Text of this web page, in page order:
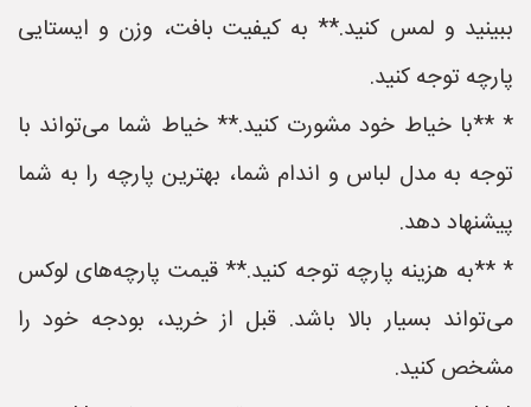
ببینید و لمس کنید.** به کیفیت بافت، وزن و ایستایی
پارچه توجه کنید.
* **با خیاط خود مشورت کنید.** خیاط شما می‌تواند با
توجه به مدل لباس و اندام شما، بهترین پارچه را به شما
پیشنهاد دهد.
* **به هزینه پارچه توجه کنید.** قیمت پارچه‌های لوکس
می‌تواند بسیار بالا باشد. قبل از خرید، بودجه خود را
مشخص کنید.